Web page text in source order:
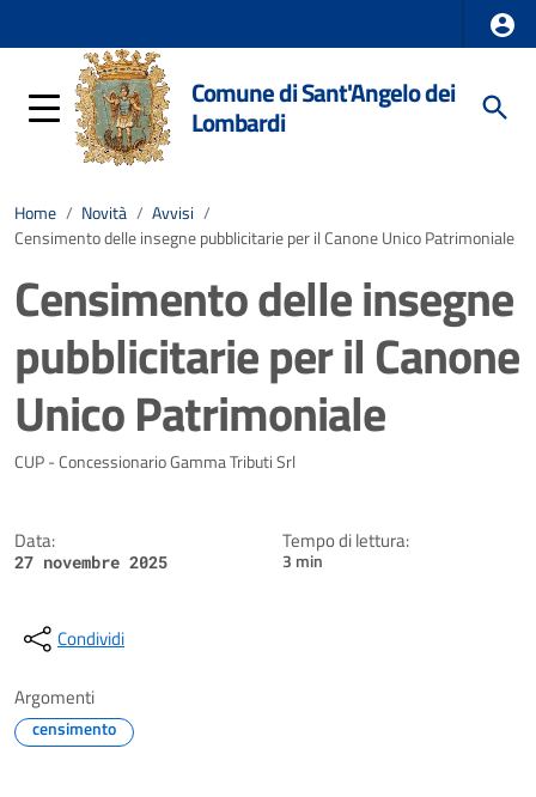
Comune di Sant'Angelo dei
Lombardi
Home / Novità / Avvisi /
Censimento delle insegne pubblicitarie per il Canone Unico Patrimoniale
Censimento delle insegne
pubblicitarie per il Canone
Unico Patrimoniale
Dettagli della notizia
CUP - Concessionario Gamma Tributi Srl
Data:
27 novembre 2025
Tempo di lettura:
3 min
Condividi
Argomenti
censimento